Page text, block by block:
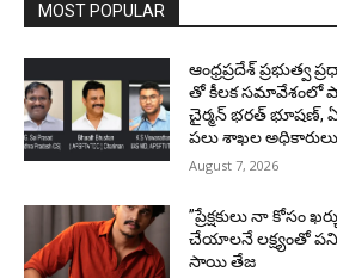
MOST POPULAR
ఆంధ్రప్రదేశ్ ప్రభుత్వ
తో కీలక సమావేశంలో
చైర్మన్ భరత్ భూషణ్,
పలు శాఖల అధికారులు
August 7, 2026
”ప్రేక్షకులు నా కోసం
చేయాలనే లక్ష్యంతో పని
సాయి తేజ